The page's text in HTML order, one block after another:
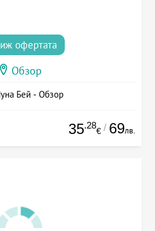
офертата
Обзор
Бей - Обзор
35.28
€ / 69лв.